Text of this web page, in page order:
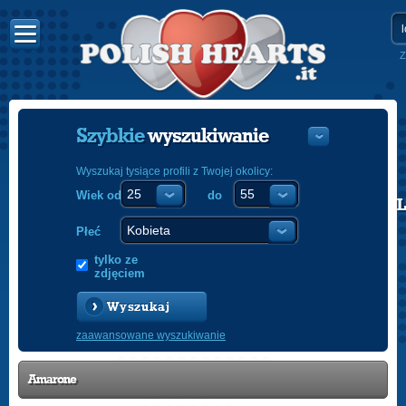
POLISH
Szybkiewyszukiwanie
Wyszukaj tysiące profili z Twojej okolicy:
Wiek od do
Płeć
tylko ze
zdjęciem
Wyszukaj
zaawansowane wyszukiwanie
Amarone